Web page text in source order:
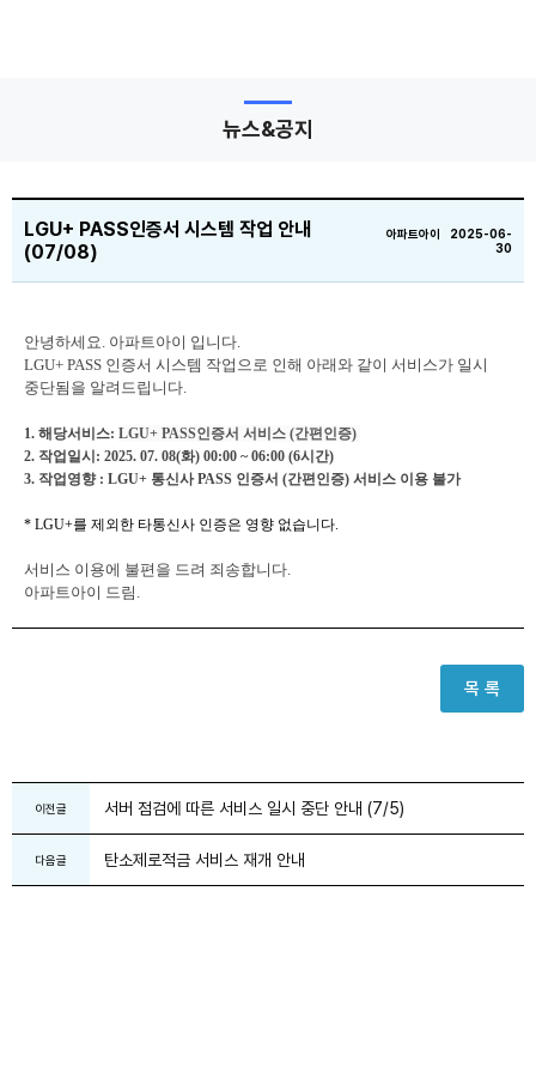
뉴스&공지
LGU+ PASS인증서 시스템 작업 안내
(07/08)
아파트아이 2025-06-
30
안녕하세요. 아파트아이 입니다.
LGU+ PASS 인증서 시스템 작업으로 인해 아래와 같이 서비스가 일시
중단됨을 알려드립니다.
1. 해당서비스: LGU+ PASS인증서 서비스 (간편인증)
2. 작업일시: 2025. 07. 08(화) 00:00 ~ 06:00 (6시간)
3. 작업영향 : LGU+ 통신사 PASS 인증서 (간편인증) 서비스 이용 불가
* LGU+를 제외한 타통신사 인증은 영향 없습니다.
서비스 이용에 불편을 드려 죄송합니다.
아파트아이 드림.
목 록
이전글 서버 점검에 따른 서비스 일시 중단 안내 (7/5)
다음글 탄소제로적금 서비스 재개 안내